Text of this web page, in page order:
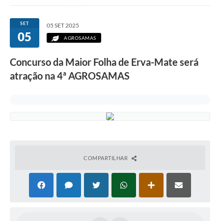
Transparência
Secretarias
Ouvidoria
PSS Unificado 2025
INOVA_SÃO MATEUS DO SUL
SET
05
05 SET 2025
AGROSAMAS
Concurso da Maior Folha de Erva-Mate será
atração na 4ª AGROSAMAS
COMPARTILHAR